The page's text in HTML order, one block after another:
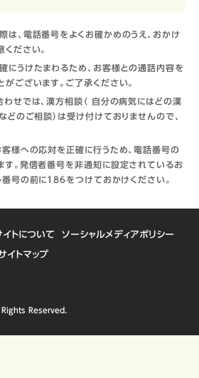
は、電話番号をよくお確かめのうえ、おかけ
ださい。
にうけたまわるため、お客様との通話内容を
ございます。ご了承ください。
わせでは、漢方相談（ 自分の病気にはどの漢
どのご相談）は受け付けておりませんので、
客様への応対を正確に行うため、電話番号の
す。発信者番号を非通知に設定されているお
番号の前に186をつけておかけください。
イトについて ソーシャルメディアポリシー
イトマップ
Reserved.